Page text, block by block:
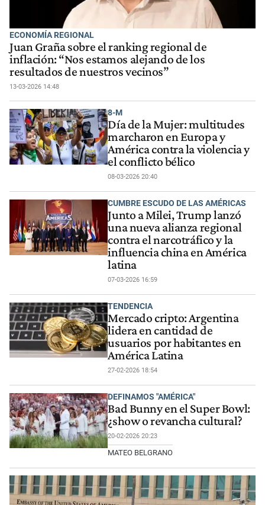
ECONOMÍA REGIONAL
Juan Graña sobre el ranking regional de
inflación: “Nos estamos alejando de los
resultados de nuestros vecinos”
13-03-2026 14:48
8-M
Día de la Mujer: multitudes
marcharon en Europa y
América contra la violencia y
el conflicto bélico
08-03-2026 20:40
CUMBRE ESCUDO DE LAS AMÉRICAS
Junto a Milei, Trump lanzó
una nueva alianza regional
contra el narcotráfico y la
influencia china en América
latina
07-03-2026 16:59
TENDENCIA
Mercado cripto: Argentina
lidera en cantidad de
usuarios por habitantes en
América Latina
27-02-2026 18:54
DEFINAMOS "AMÉRICA"
Bad Bunny en el Super Bowl:
¿show o revancha cultural?
20-02-2026 20:23
MATEO BELGRANO